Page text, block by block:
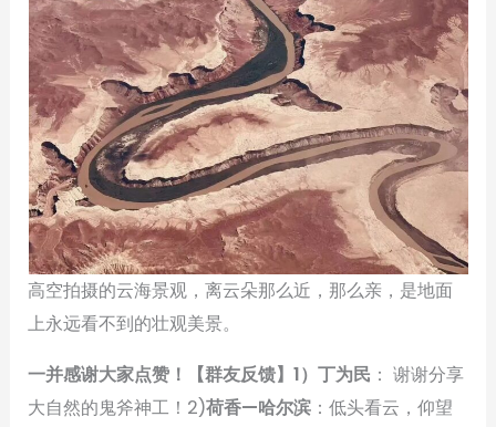
高空拍摄的云海景观，离云朵那么近，那么亲，是地面
上永远看不到的壮观美景。
一并感谢大家点赞！【群友反馈】1）丁为民 ： 谢谢分享
大自然的鬼斧神工！2)荷香—哈尔滨 ：低头看云️，仰望